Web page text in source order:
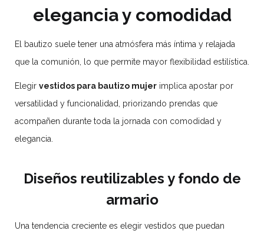
elegancia y comodidad
El bautizo suele tener una atmósfera más íntima y relajada
que la comunión, lo que permite mayor flexibilidad estilística.
Elegir vestidos para bautizo mujer implica apostar por
versatilidad y funcionalidad, priorizando prendas que
acompañen durante toda la jornada con comodidad y
elegancia.
Diseños reutilizables y fondo de
armario
Una tendencia creciente es elegir vestidos que puedan